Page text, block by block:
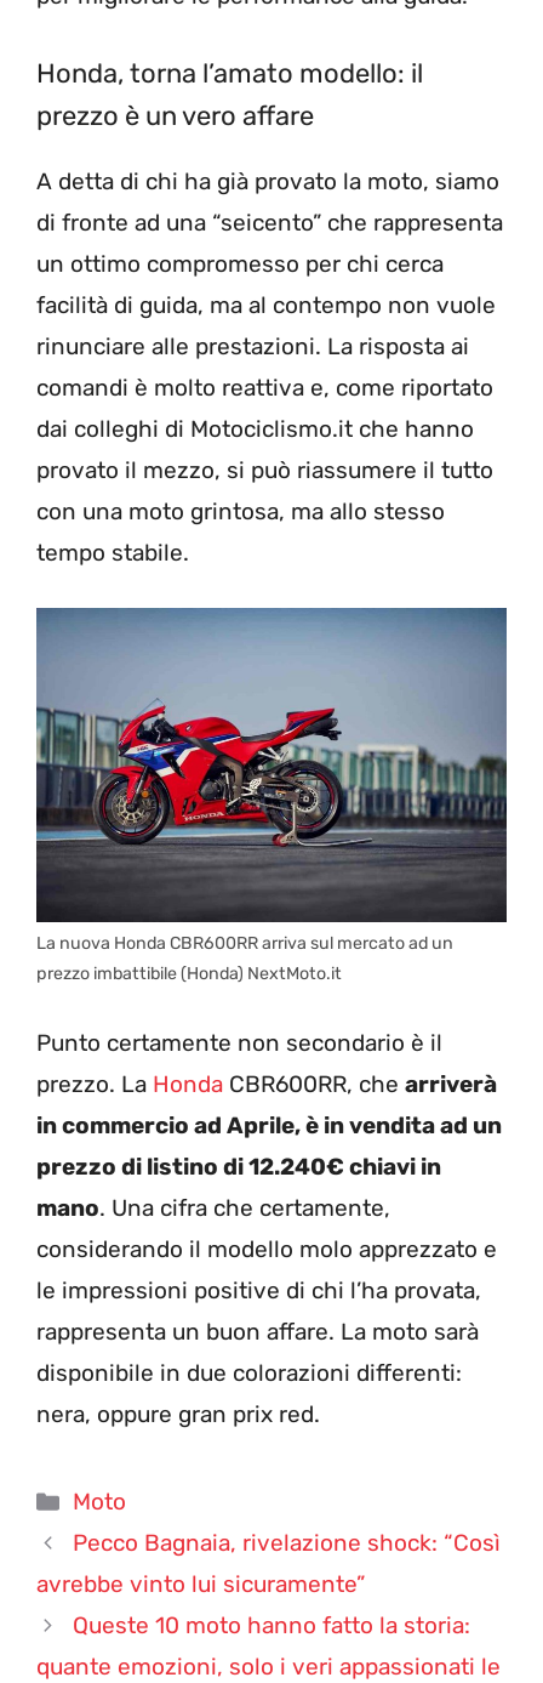
Honda, torna l’amato modello: il
prezzo è un vero affare
A detta di chi ha già provato la moto, siamo
di fronte ad una “seicento” che rappresenta
un ottimo compromesso per chi cerca
facilità di guida, ma al contempo non vuole
rinunciare alle prestazioni. La risposta ai
comandi è molto reattiva e, come riportato
dai colleghi di Motociclismo.it che hanno
provato il mezzo, si può riassumere il tutto
con una moto grintosa, ma allo stesso
tempo stabile.
La nuova Honda CBR600RR arriva sul mercato ad un
prezzo imbattibile (Honda) NextMoto.it
Punto certamente non secondario è il
prezzo. La Honda CBR600RR, che arriverà
in commercio ad Aprile, è in vendita ad un
prezzo di listino di 12.240€ chiavi in
mano. Una cifra che certamente,
considerando il modello molo apprezzato e
le impressioni positive di chi l’ha provata,
rappresenta un buon affare. La moto sarà
disponibile in due colorazioni differenti:
nera, oppure gran prix red.
Categorie
Moto
Pecco Bagnaia, rivelazione shock: “Così
avrebbe vinto lui sicuramente”
Queste 10 moto hanno fatto la storia:
quante emozioni, solo i veri appassionati le